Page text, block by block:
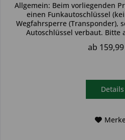
Allgemein: Beim vorliegenden
einen Funkautoschlüssel
Wegfahrsperre (Transponder),
Autoschlüssel verbaut. Bitte
Autoschlüssel
ab
Details